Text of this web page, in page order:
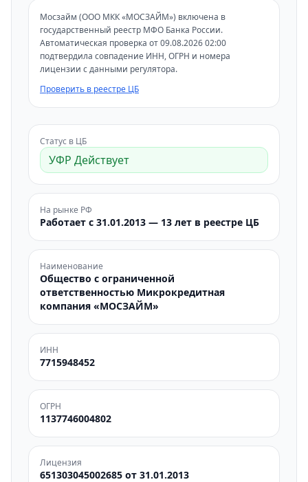
Мосзайм (ООО МКК «МОСЗАЙМ») включена в
государственный реестр МФО Банка России.
Автоматическая проверка от 09.08.2026 02:00
подтвердила совпадение ИНН, ОГРН и номера
лицензии с данными регулятора.
Проверить в реестре ЦБ
Статус в ЦБ
УФР Действует
На рынке РФ
Работает с 31.01.2013 — 13 лет в реестре ЦБ
Наименование
Общество с ограниченной
ответственностью Микрокредитная
компания «МОСЗАЙМ»
ИНН
7715948452
ОГРН
1137746004802
Лицензия
651303045002685 от 31.01.2013